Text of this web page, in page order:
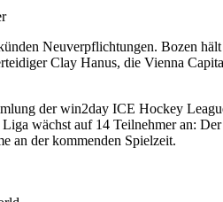
Neuverpflichtungen. Bozen hält
Clay Hanus, die Vienna
der win2day ICE Hockey
wächst auf 14 Teilnehmer an:
an der kommenden Spielzeit.